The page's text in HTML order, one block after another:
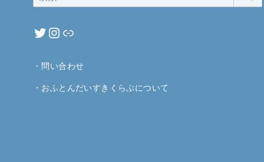
・ 問い合わせ
・ おふとんだいすきくらぶについて